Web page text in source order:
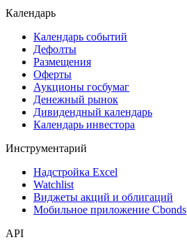
Дивидендный календарь
Календарь
Календарь событий
Дефолты
Размещения
Оферты
Денежный рынок
Календарь инвестора
Инструментарий